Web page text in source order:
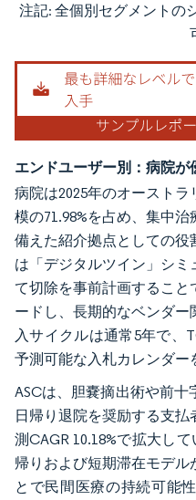
画像 © Mordor Intelligence。再利
注記: 全個別セグメントの
エンドユーザー別：病院が
病院は2025年のオースト
模の71.98%を占め、集中
備えた紹介拠点としての
は「デジタルツイン」シ
て切除を事前計画すること
ードし、長期的なベンダ
入サイクルは通常5年で、
予測可能な入札カレンダー
ASCは、胆嚢摘出術や前
日帰り退院を奨励する支
測CAGR 10.18%で拡大し
帰りおよび短期滞在モデル
とで民間医療の持続可能